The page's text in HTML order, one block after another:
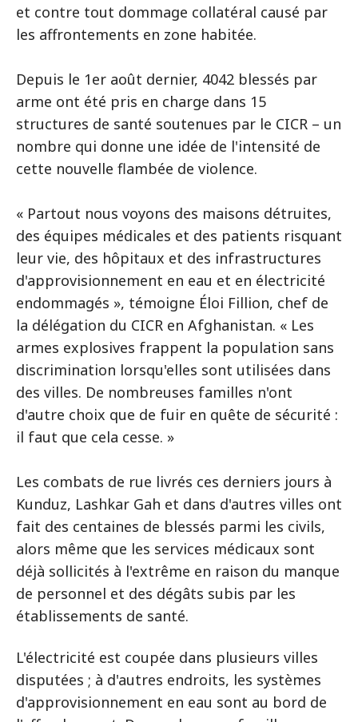
et contre tout dommage collatéral causé par
les affrontements en zone habitée.
Depuis le 1er août dernier, 4042 blessés par
arme ont été pris en charge dans 15
structures de santé soutenues par le CICR – un
nombre qui donne une idée de l'intensité de
cette nouvelle flambée de violence.
« Partout nous voyons des maisons détruites,
des équipes médicales et des patients risquant
leur vie, des hôpitaux et des infrastructures
d'approvisionnement en eau et en électricité
endommagés », témoigne Éloi Fillion, chef de
la délégation du CICR en Afghanistan. « Les
armes explosives frappent la population sans
discrimination lorsqu'elles sont utilisées dans
des villes. De nombreuses familles n'ont
d'autre choix que de fuir en quête de sécurité :
il faut que cela cesse. »
Les combats de rue livrés ces derniers jours à
Kunduz, Lashkar Gah et dans d'autres villes ont
fait des centaines de blessés parmi les civils,
alors même que les services médicaux sont
déjà sollicités à l'extrême en raison du manque
de personnel et des dégâts subis par les
établissements de santé.
L'électricité est coupée dans plusieurs villes
disputées ; à d'autres endroits, les systèmes
d'approvisionnement en eau sont au bord de